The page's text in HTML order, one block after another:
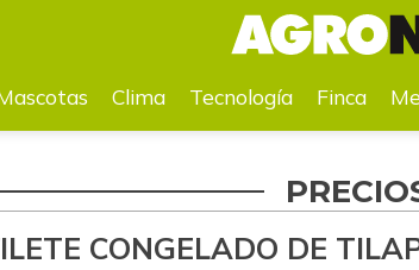
Tecnología Mercados Remedios
Clima Tecnología Finca
CONGELADO DE